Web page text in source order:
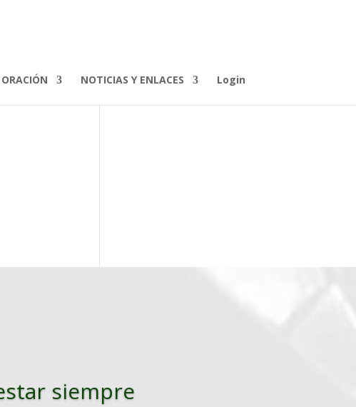
NOTICIAS Y ENLACES Login
siempre